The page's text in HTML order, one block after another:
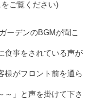
ご覧ください)
ーデンのBGMが聞こ
食事をされている声が
様がフロント前を通ら
～」と声を掛けて下さ